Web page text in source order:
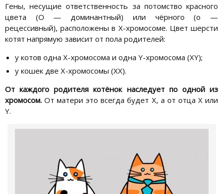
Гены, несущие ответственность за потомство красного
цвета (O — доминантный) или чёрного (o —
рецессивный), расположены в X-хромосоме. Цвет шерсти
котят напрямую зависит от пола родителей:
у котов одна X-хромосома и одна Y-хромосома (XY);
у кошек две X-хромосомы (XX).
От каждого родителя котёнок наследует по одной из
хромосом.От матери это всегда будет X, а от отца X или
Y.